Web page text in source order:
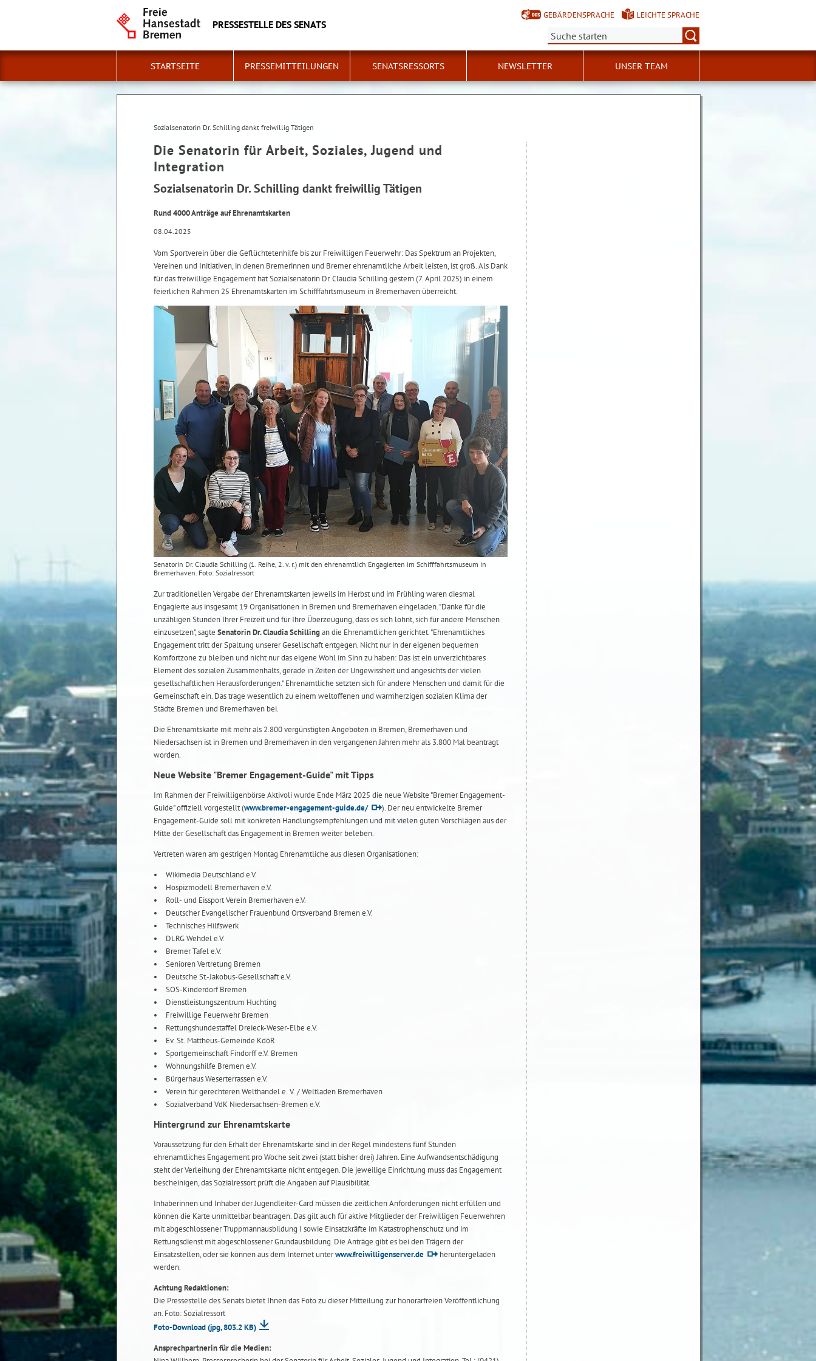
PRESSESTELLE DES SENATS
GEBÄRDENSPRACHE
LEICHTE SPRACHE
Suche:
STARTSEITE PRESSEMITTEILUNGEN SENATSRESSORTS NEWSLETTER UNSER TEAM
Sozialsenatorin Dr. Schilling dankt freiwillig Tätigen
Die Senatorin für Arbeit, Soziales, Jugend und
Integration
Sozialsenatorin Dr. Schilling dankt freiwillig Tätigen
Rund 4000 Anträge auf Ehrenamtskarten
08.04.2025
Vom Sportverein über die Geflüchtetenhilfe bis zur Freiwilligen Feuerwehr: Das Spektrum an Projekten,
Vereinen und Initiativen, in denen Bremerinnen und Bremer ehrenamtliche Arbeit leisten, ist groß. Als Dank
für das freiwillige Engagement hat Sozialsenatorin Dr. Claudia Schilling gestern (7. April 2025) in einem
feierlichen Rahmen 25 Ehrenamtskarten im Schifffahrtsmuseum in Bremerhaven überreicht.
Senatorin Dr. Claudia Schilling (1. Reihe, 2. v. r.) mit den ehrenamtlich Engagierten im Schifffahrtsmuseum in
Bremerhaven. Foto: Sozialressort
Zur traditionellen Vergabe der Ehrenamtskarten jeweils im Herbst und im Frühling waren diesmal
Engagierte aus insgesamt 19 Organisationen in Bremen und Bremerhaven eingeladen. "Danke für die
unzähligen Stunden Ihrer Freizeit und für Ihre Überzeugung, dass es sich lohnt, sich für andere Menschen
einzusetzen", sagte Senatorin Dr. Claudia Schillingan die Ehrenamtlichen gerichtet. "Ehrenamtliches
Engagement tritt der Spaltung unserer Gesellschaft entgegen. Nicht nur in der eigenen bequemen
Komfortzone zu bleiben und nicht nur das eigene Wohl im Sinn zu haben: Das ist ein unverzichtbares
Element des sozialen Zusammenhalts, gerade in Zeiten der Ungewissheit und angesichts der vielen
gesellschaftlichen Herausforderungen." Ehrenamtliche setzten sich für andere Menschen und damit für die
Gemeinschaft ein. Das trage wesentlich zu einem weltoffenen und warmherzigen sozialen Klima der
Städte Bremen und Bremerhaven bei.
Die Ehrenamtskarte mit mehr als 2.800 vergünstigten Angeboten in Bremen, Bremerhaven und
Niedersachsen ist in Bremen und Bremerhaven in den vergangenen Jahren mehr als 3.800 Mal beantragt
worden.
Neue Website "Bremer Engagement-Guide" mit Tipps
Im Rahmen der Freiwilligenbörse Aktivoli wurde Ende März 2025 die neue Website "Bremer Engagement-
Guide" offiziell vorgestellt (www.bremer-engagement-guide.de/
). Der neu entwickelte Bremer
Engagement-Guide soll mit konkreten Handlungsempfehlungen und mit vielen guten Vorschlägen aus der
Mitte der Gesellschaft das Engagement in Bremen weiter beleben.
Vertreten waren am gestrigen Montag Ehrenamtliche aus diesen Organisationen:
Wikimedia Deutschland e.V.
Hospizmodell Bremerhaven e.V.
Roll- und Eissport Verein Bremerhaven e.V.
Deutscher Evangelischer Frauenbund Ortsverband Bremen e.V.
Technisches Hilfswerk
DLRG Wehdel e.V.
Bremer Tafel e.V.
Senioren Vertretung Bremen
Deutsche St.-Jakobus-Gesellschaft e.V.
SOS-Kinderdorf Bremen
Dienstleistungszentrum Huchting
Freiwillige Feuerwehr Bremen
Rettungshundestaffel Dreieck-Weser-Elbe e.V.
Ev. St. Mattheus-Gemeinde KdöR
Sportgemeinschaft Findorff e.V. Bremen
Wohnungshilfe Bremen e.V.
Bürgerhaus Weserterrassen e.V.
Verein für gerechteren Welthandel e. V. / Weltladen Bremerhaven
Sozialverband VdK Niedersachsen-Bremen e.V.
Hintergrund zur Ehrenamtskarte
Voraussetzung für den Erhalt der Ehrenamtskarte sind in der Regel mindestens fünf Stunden
ehrenamtliches Engagement pro Woche seit zwei (statt bisher drei) Jahren. Eine Aufwandsentschädigung
steht der Verleihung der Ehrenamtskarte nicht entgegen. Die jeweilige Einrichtung muss das Engagement
bescheinigen, das Sozialressort prüft die Angaben auf Plausibilität.
Inhaberinnen und Inhaber der Jugendleiter-Card müssen die zeitlichen Anforderungen nicht erfüllen und
können die Karte unmittelbar beantragen. Das gilt auch für aktive Mitglieder der Freiwilligen Feuerwehren
mit abgeschlossener Truppmannausbildung I sowie Einsatzkräfte im Katastrophenschutz und im
Rettungsdienst mit abgeschlossener Grundausbildung. Die Anträge gibt es bei den Trägern der
Einsatzstellen, oder sie können aus dem Internet unterwww.freiwilligenserver.de
heruntergeladen
werden.
Achtung Redaktionen:
Die Pressestelle des Senats bietet Ihnen das Foto zu dieser Mitteilung zur honorarfreien Veröffentlichung
an. Foto: Sozialressort
Foto-Download(jpg, 803.2 KB)
Ansprechpartnerin für die Medien: